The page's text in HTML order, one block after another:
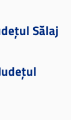
Sălaj